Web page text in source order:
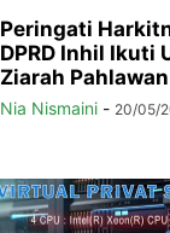
Peringati
DPRD Inhil Ikuti
Ziarah Pahlawan
Nia Nismaini - 20/05/